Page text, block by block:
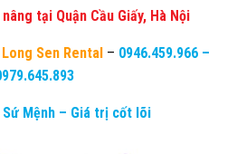
tại Quận Cầu Giấy, Hà Nội
Sen Rental – 0946.459.966 –
Mệnh – Giá trị cốt lõi